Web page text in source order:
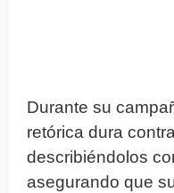
Durante su
retórica dura
describiéndolos
asegurando que